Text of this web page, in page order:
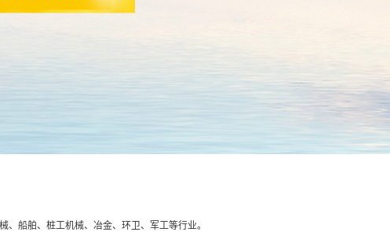
船舶、桩工机械、冶金、环卫、军工等行业。